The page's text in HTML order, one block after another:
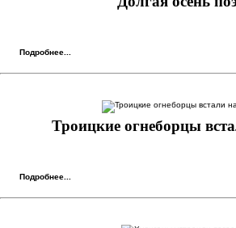
Подробнее...
Троицкие огнеборцы
Подробнее...